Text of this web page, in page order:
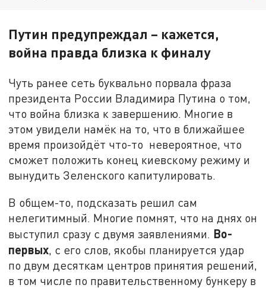
Путин предупреждал – кажется,
война правда близка к финалу
Чуть ранее сеть буквально порвала фраза
президента России Владимира Путина о том,
что война близка к завершению. Многие в
этом увидели намёк на то, что в ближайшее
время произойдёт что-то невероятное, что
сможет положить конец киевскому режиму и
вынудить Зеленского капитулировать.
В общем-то, подсказать решил сам
нелегитимный. Многие помнят, что на днях он
выступил сразу с двумя заявлениями. Во-
первых , с его слов, якобы планируется удар
по двум десяткам центров принятия решений,
в том числе по правительственному бункеру в